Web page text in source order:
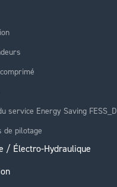
service Energy Saving FESS_D
de pilotage
/ Électro-Hydraulique